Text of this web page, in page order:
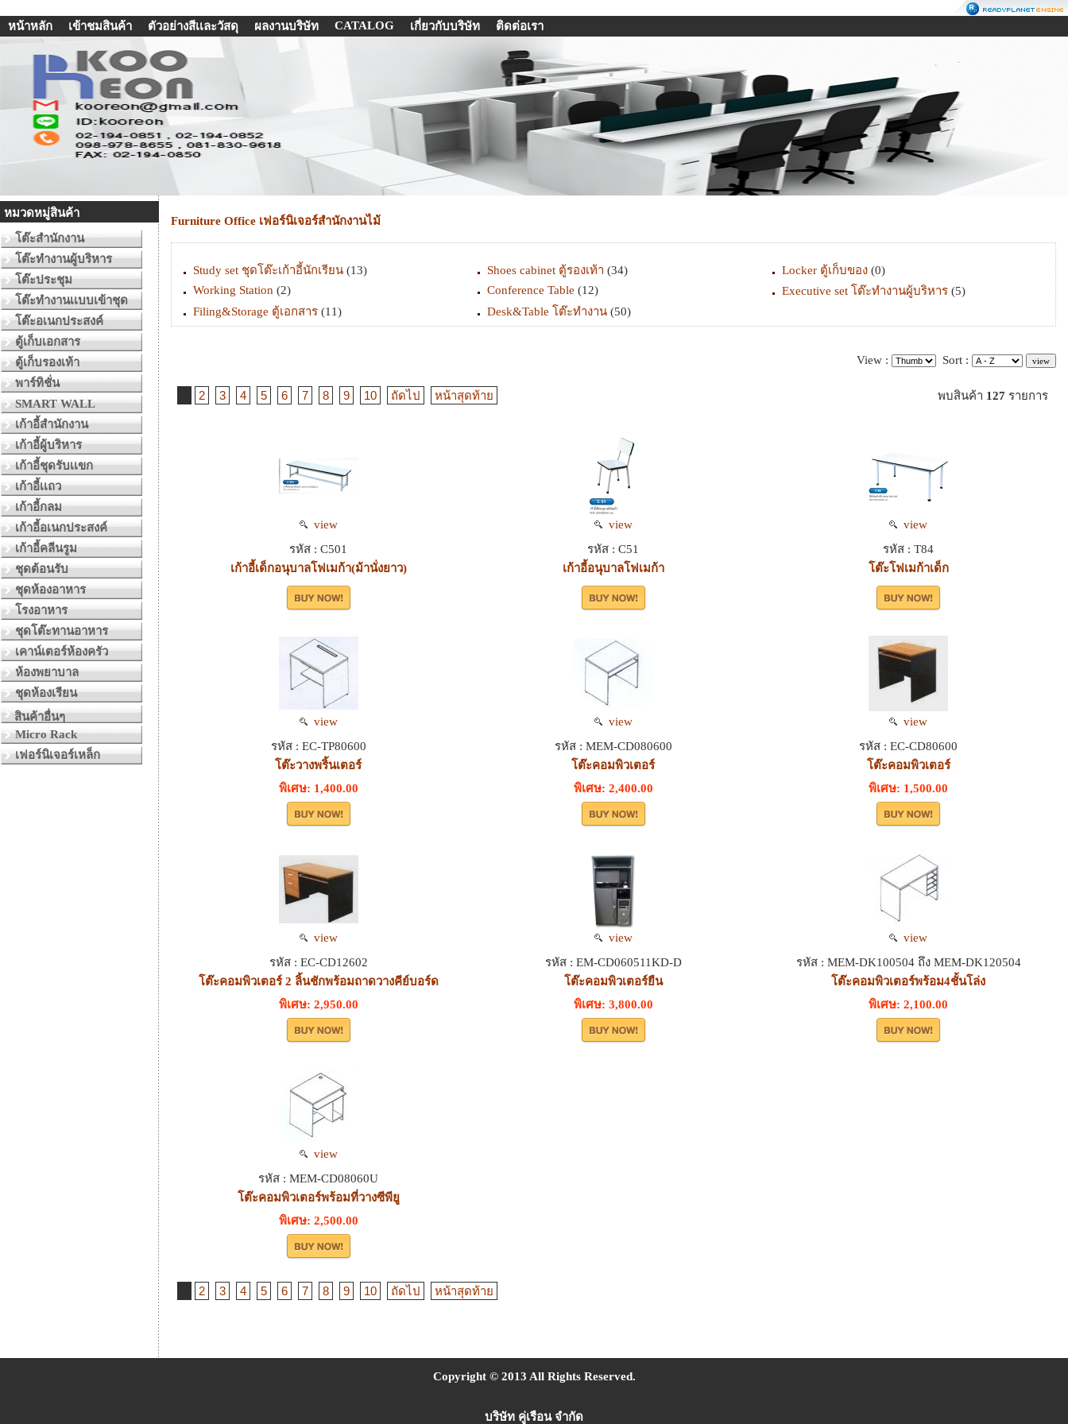
หน้าหลัก เข้าชมสินค้า ตัวอย่างสีเเละวัสดุ ผลงานบริษัท CATALOG เกี่ยวกับบริษัท ติดต่อเรา
หมวดหมู่สินค้า
โต๊ะสำนักงาน
โต๊ะทำงานผู้บริหาร
โต๊ะประชุม
โต๊ะทำงานเเบบเข้าชุด
โต๊ะอเนกประสงค์
ตู้เก็บเอกสาร
ตู้เก็บรองเท้า
พาร์ทิชั่น
SMART WALL
เก้าอี้สำนักงาน
เก้าอี้ผู้บริหาร
เก้าอี้ชุดรับเเขก
เก้าอี้เเถว
เก้าอี้กลม
เก้าอี้อเนกประสงค์
เก้าอี้คลีนรูม
ชุดต้อนรับ
ชุดห้องอาหาร
โรงอาหาร
ชุดโต๊ะทานอาหาร
เคาน์เตอร์ห้องครัว
ห้องพยาบาล
ชุดห้องเรียน
สินค้าอื่นๆ
Micro Rack
เฟอร์นิเจอร์เหล็ก
Furniture Office เฟอร์นิเจอร์สำนักงานไม้
Study set ชุดโต๊ะเก้าอี้นักเรียน (13) Shoes cabinet ตู้รองเท้า (34) Locker ตู้เก็บของ (0)
Working Station (2) Conference Table (12) Executive set โต๊ะทำงานผู้บริหาร (5)
Filing&Storage ตู้เอกสาร (11) Desk&Table โต๊ะทำงาน (50)
View : Sort :
2 3 4 5 6 7 8 9 10 ถัดไป หน้าสุดท้าย พบสินค้า 127 รายการ
view
รหัส : C501
เก้าอี้เด็กอนุบาลโฟเมก้า(ม้านั่งยาว)
view
รหัส : C51
เก้าอี้อนุบาลโฟเมก้า
view
รหัส : T84
โต๊ะโฟเมก้าเด็ก
view
รหัส : EC-TP80600
โต๊ะวางพริ้นเตอร์
พิเศษ: 1,400.00
view
รหัส : MEM-CD080600
โต๊ะคอมพิวเตอร์
พิเศษ: 2,400.00
view
รหัส : EC-CD80600
โต๊ะคอมพิวเตอร์
พิเศษ: 1,500.00
view
รหัส : EC-CD12602
โต๊ะคอมพิวเตอร์ 2 ลิ้นชักพร้อมถาดวางคีย์บอร์ด
พิเศษ: 2,950.00
view
รหัส : EM-CD060511KD-D
โต๊ะคอมพิวเตอร์ยืน
พิเศษ: 3,800.00
view
รหัส : MEM-DK100504 ถึง MEM-DK120504
โต๊ะคอมพิวเตอร์พร้อม4ชั้นโล่ง
พิเศษ: 2,100.00
view
รหัส : MEM-CD08060U
โต๊ะคอมพิวเตอร์พร้อมที่วางซีพียู
พิเศษ: 2,500.00
2 3 4 5 6 7 8 9 10 ถัดไป หน้าสุดท้าย
Copyright © 2013 All Rights Reserved.
บริษัท คู่เรือน จำกัด